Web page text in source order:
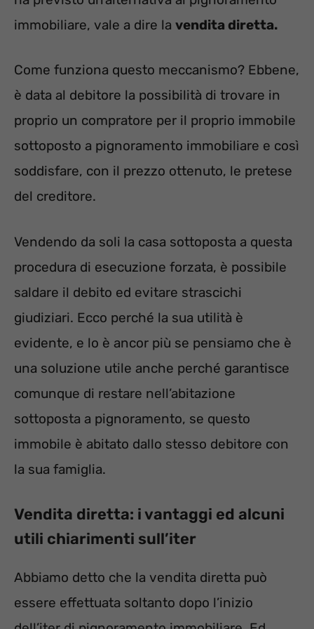
immobiliare, vale a dire la vendita diretta.
Come funziona questo meccanismo? Ebbene,
è data al debitore la possibilità di trovare in
proprio un compratore per il proprio immobile
sottoposto a pignoramento immobiliare e così
soddisfare, con il prezzo ottenuto, le pretese
del creditore.
Vendendo da soli la casa sottoposta a questa
procedura di esecuzione forzata, è possibile
saldare il debito ed evitare strascichi
giudiziari. Ecco perché la sua utilità è
evidente, e lo è ancor più se pensiamo che è
una soluzione utile anche perché garantisce
comunque di restare nell’abitazione
sottoposta a pignoramento, se questo
immobile è abitato dallo stesso debitore con
la sua famiglia.
Vendita diretta: i vantaggi ed alcuni
utili chiarimenti sull’iter
Abbiamo detto che la vendita diretta può
essere effettuata soltanto dopo l’inizio